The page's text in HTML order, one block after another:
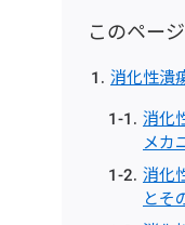
このペー
消化性潰
消化
メカ
消化
とそ